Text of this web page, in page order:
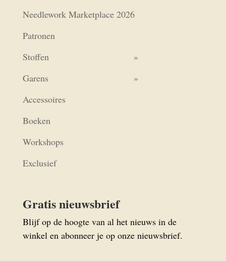
Needlework Marketplace 2026
Patronen
Stoffen
Garens
Accessoires
Boeken
Workshops
Exclusief
Gratis nieuwsbrief
Blijf op de hoogte van al het nieuws in de
winkel en abonneer je op onze nieuwsbrief.